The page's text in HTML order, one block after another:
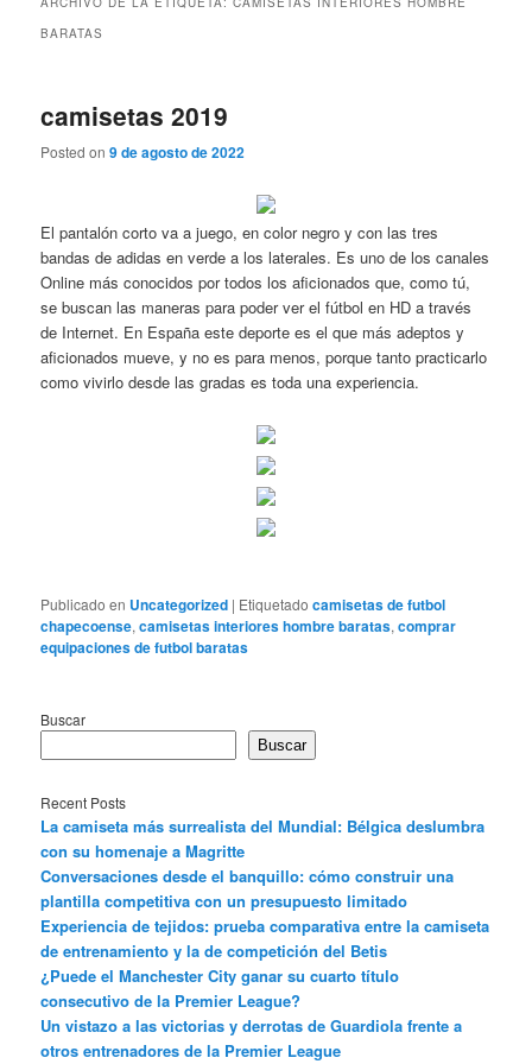
BARATAS
camisetas 2019
Posted on9 de agosto de 2022
El pantalón corto va a juego, en color negro y con las tres
bandas de adidas en verde a los laterales. Es uno de los canales
Online más conocidos por todos los aficionados que, como tú,
se buscan las maneras para poder ver el fútbol en HD a través
de Internet. En España este deporte es el que más adeptos y
aficionados mueve, y no es para menos, porque tanto practicarlo
como vivirlo desde las gradas es toda una experiencia.
Publicado en Uncategorized | Etiquetado camisetas de futbol
chapecoense,camisetas interiores hombre baratas,comprar
equipaciones de futbol baratas
Buscar
Buscar
Recent Posts
La camiseta más surrealista del Mundial: Bélgica deslumbra
con su homenaje a Magritte
Conversaciones desde el banquillo: cómo construir una
plantilla competitiva con un presupuesto limitado
Experiencia de tejidos: prueba comparativa entre la camiseta
de entrenamiento y la de competición del Betis
¿Puede el Manchester City ganar su cuarto título
consecutivo de la Premier League?
Un vistazo a las victorias y derrotas de Guardiola frente a
otros entrenadores de la Premier League